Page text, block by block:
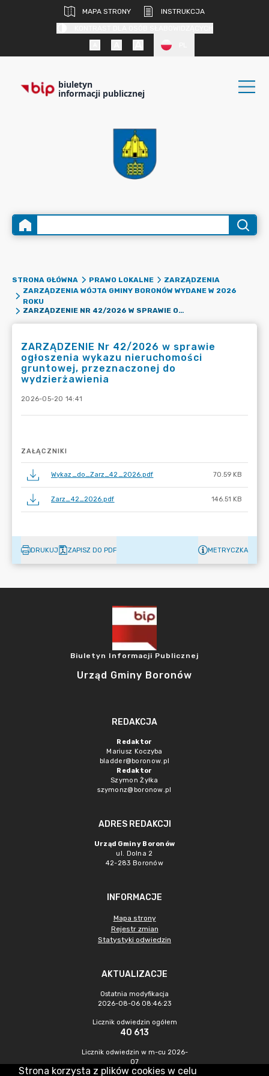
MAPA STRONY
INSTRUKCJA
biuletyn
informacji publicznej
STRONA GŁÓWNA PRAWO LOKALNE
ZARZĄDZENIA
ZARZĄDZENIA WÓJTA GMINY BORONÓW WYDANE W 2026
ROKU
ZARZĄDZENIE NR 42/2026 W SPRAWIE OGŁOSZENIA WYKAZU NIERUCHOMOŚCI GRUNTOWEJ, PRZEZNACZONEJ DO WYDZIERŻAWIENIA
ZARZĄDZENIE Nr 42/2026 w sprawie
ogłoszenia wykazu nieruchomości
gruntowej, przeznaczonej do
wydzierżawienia
2026-05-20 14:41
ZAŁĄCZNIKI
Wykaz_do_Zarz_42_2026.pdf 70.59 KB
Zarz_42_2026.pdf 146.51 KB
DRUKUJ ZAPISZ DO PDF METRYCZKA
Biuletyn Informacji Publicznej
Urząd Gminy Boronów
REDAKCJA
Redaktor
Mariusz Koczyba
bladder@boronow.pl
Redaktor
Szymon Żyłka
szymonz@boronow.pl
ADRES REDAKCJI
Urząd Gminy Boronów
ul. Dolna 2
42-283 Boronów
INFORMACJE
Mapa strony
Rejestr zmian
Statystyki odwiedzin
AKTUALIZACJE
Ostatnia modyfikacja
2026-08-06 08:46:23
Licznik odwiedzin ogółem
40 613
Licznik odwiedzin w m-cu 2026-
07
250
Strona korzysta z plików cookies w celu